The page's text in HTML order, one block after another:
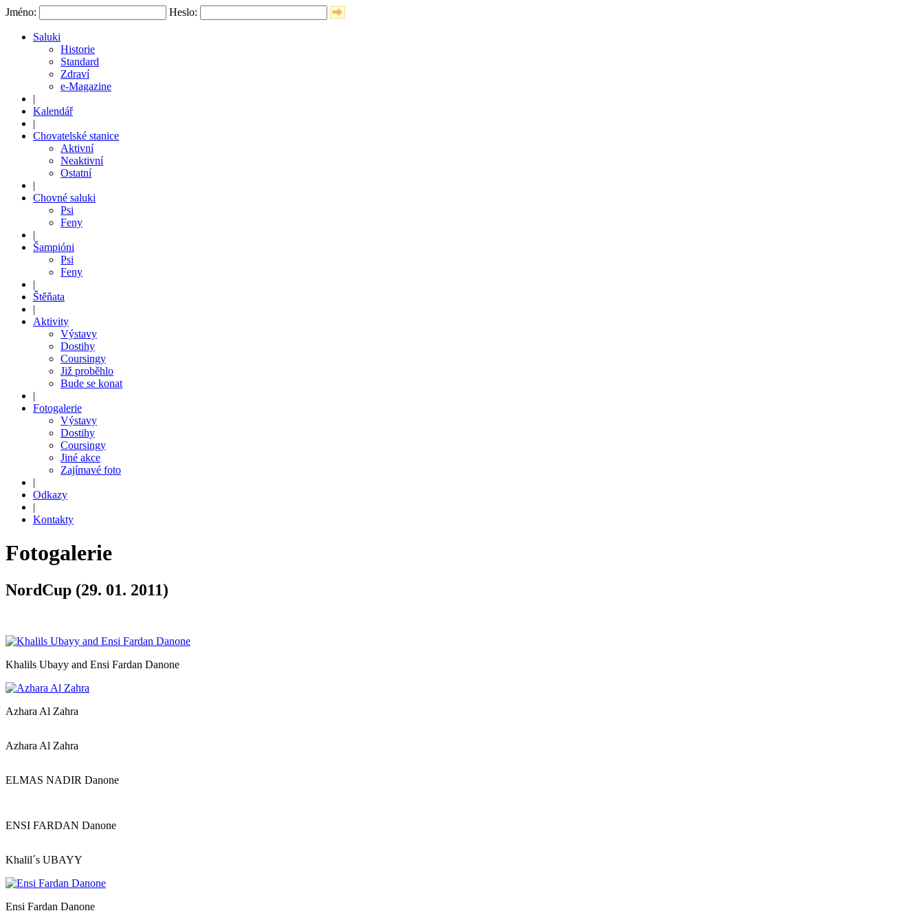
Jméno: Heslo:
Saluki
Historie
Standard
Zdraví
e-Magazine
|
Kalendář
|
Chovatelské stanice
Aktivní
Neaktivní
Ostatní
|
Chovné saluki
Psi
Feny
|
Šampióni
Psi
Feny
|
Štěňata
|
Aktivity
Výstavy
Dostihy
Coursingy
Již proběhlo
Bude se konat
|
Fotogalerie
Výstavy
Dostihy
Coursingy
Jiné akce
Zajímavé foto
|
Odkazy
|
Kontakty
Fotogalerie
NordCup (29. 01. 2011)
Khalils Ubayy and Ensi Fardan Danone
Azhara Al Zahra
Azhara Al Zahra
ELMAS NADIR Danone
ENSI FARDAN Danone
Khalil´s UBAYY
Ensi Fardan Danone